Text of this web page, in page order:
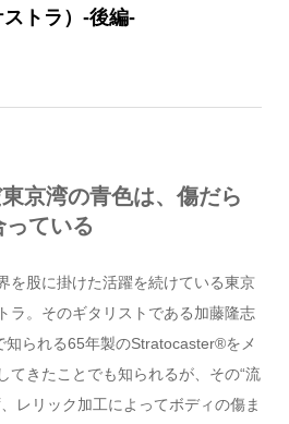
トラ）-後編-
京湾の青色は、傷だら
ている
を股に掛けた活躍を続けている東京
ラ。そのギタリストである加藤隆志
知られる65年製のStratocaster®をメ
てきたことでも知られるが、その“流
レリック加工によってボディの傷ま